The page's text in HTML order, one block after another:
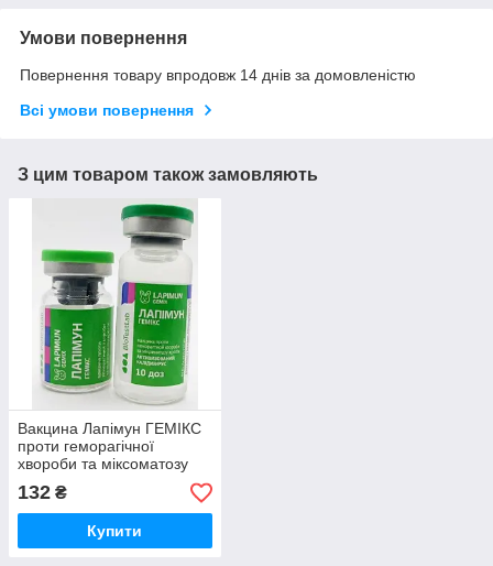
Умови повернення
Повернення товару впродовж 14 днів за домовленістю
Всі умови повернення
З цим товаром також замовляють
Вакцина Лапімун ГЕМІКС
проти геморагічної
хвороби та міксоматозу
кролів 1 флакон 10 доз
BioTestLab
132 ₴
Купити